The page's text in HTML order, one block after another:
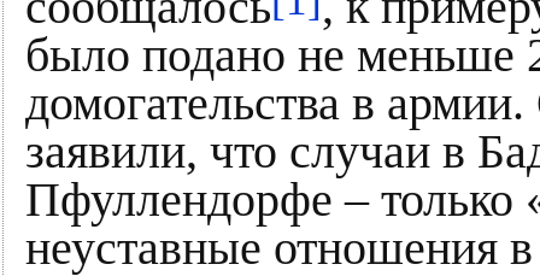
было подано не меньше
домогательства в
заявили, что случаи в
Пфуллендорфе – только
неуставные отношения